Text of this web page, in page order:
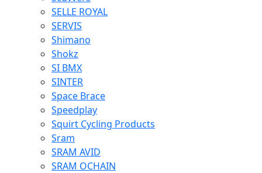
SELLE ROYAL
SERVIS
Shimano
Shokz
SI BMX
SINTER
Space Brace
Speedplay
Squirt Cycling Products
Sram
SRAM AVID
SRAM OCHAIN